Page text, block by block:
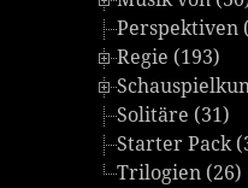
Perspektiven
Regie (193)
Solitäre (31)
Starter Pack
Trilogien (26)